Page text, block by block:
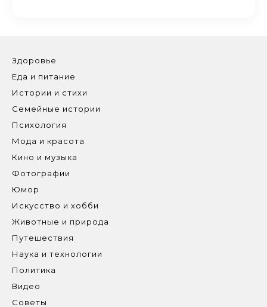
Здоровье
Еда и питание
Истории и стихи
Семейные истории
Психология
Мода и красота
Кино и музыка
Фотографии
Юмор
Искусство и хобби
Животные и природа
Путешествия
Наука и технологии
Политика
Видео
Советы